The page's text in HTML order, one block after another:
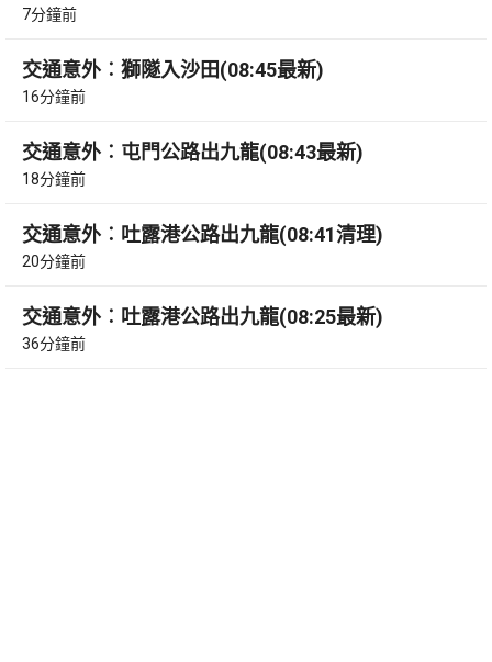
7分鐘前
交通意外︰獅隧入沙田(08:45最新)
16分鐘前
交通意外︰屯門公路出九龍(08:43最新)
18分鐘前
交通意外︰吐露港公路出九龍(08:41清理)
20分鐘前
交通意外︰吐露港公路出九龍(08:25最新)
36分鐘前